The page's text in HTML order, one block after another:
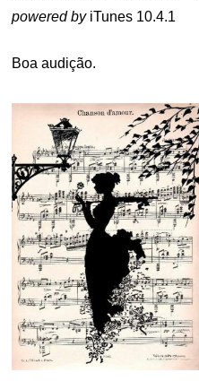
powered byiTunes 10.4.1
Boa audição.